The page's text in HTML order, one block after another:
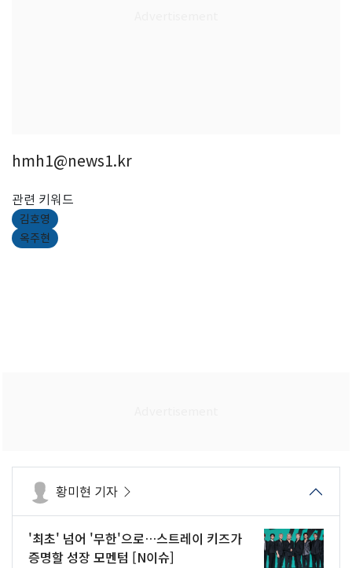
hmh1@news1.kr
관련 키워드
김호영
옥주현
황미현 기자
'최초' 넘어 '무한'으로…스트레이 키즈가
증명할 성장 모멘텀 [N이슈]